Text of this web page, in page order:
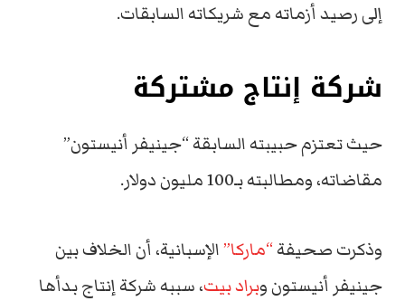
إلى رصيد أزماته مع شريكاته السابقات.
شركة إنتاج مشتركة
حيث تعتزم حبيبته السابقة “جينيفر أنيستون”
مقاضاته، ومطالبته بـ100 مليون دولار.
وذكرت صحيفة“ماركا”الإسبانية، أن الخلاف بين
جينيفر أنيستون وبراد بيت، سببه شركة إنتاج بدأها